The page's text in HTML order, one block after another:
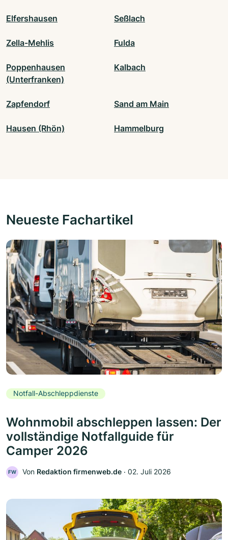
Elfershausen Seßlach
Zella-Mehlis Fulda
Poppenhausen
(Unterfranken)
Kalbach
Zapfendorf Sand am Main
Hausen (Rhön) Hammelburg
Neueste Fachartikel
Notfall-Abschleppdienste
Wohnmobil abschleppen lassen: Der
vollständige Notfallguide für
Camper 2026
FW Von Redaktion firmenweb.de ‧ 02. Juli 2026